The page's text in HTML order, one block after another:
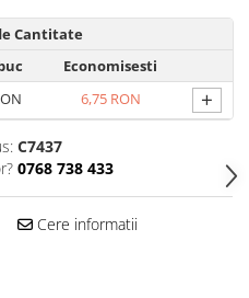
Cantitate
Economisesti
6,75 RON +
C7437
0768 738 433
Cere informatii